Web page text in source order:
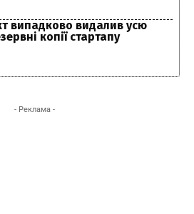
випадково видалив усю
копії стартапу
- Реклама -